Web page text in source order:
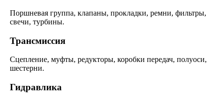
Поршневая группа, клапаны, прокладки, ремни, фильтры,
свечи, турбины.
Трансмиссия
Сцепление, муфты, редукторы, коробки передач, полуоси,
шестерни.
Гидравлика